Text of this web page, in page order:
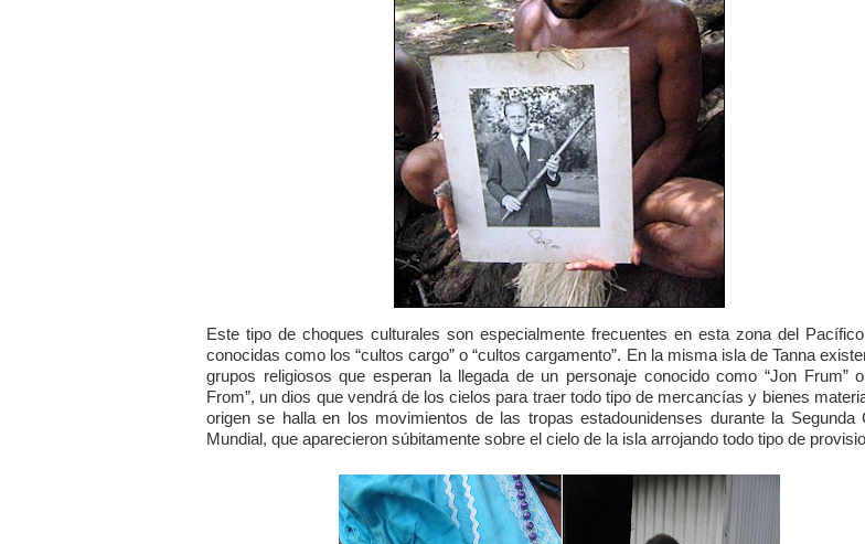
Este tipo de choques culturales son especialmente frecuentes en esta zona del
conocidas como los “cultos cargo” o “cultos cargamento”. En la misma isla de Tanna
grupos religiosos que esperan la llegada de un personaje conocido como “Jon Frum”
From”, un dios que vendrá de los cielos para traer todo tipo de mercancías y bienes
origen se halla en los movimientos de las tropas estadounidenses durante la Segunda
Mundial, que aparecieron súbitamente sobre el cielo de la isla arrojando todo tipo de